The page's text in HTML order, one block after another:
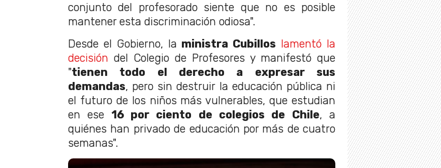
conjunto del profesorado siente que no es posible
mantener esta discriminación odiosa".
Desde el Gobierno, la ministra Cubillos lamentó la
decisión del Colegio de Profesores y manifestó que
"tienen todo el derecho a expresar sus
demandas, pero sin destruir la educación pública ni
el futuro de los niños más vulnerables, que estudian
en ese16 por ciento de colegios de Chile, a
quiénes han privado de educación por más de cuatro
semanas".